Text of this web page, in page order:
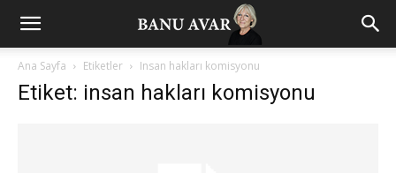
Ana Sayfa Etiketler Insan hakları komisyonu
Etiket: insan hakları komisyonu